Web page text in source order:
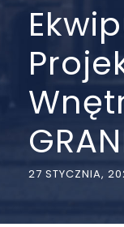
27 STYCZNIA,